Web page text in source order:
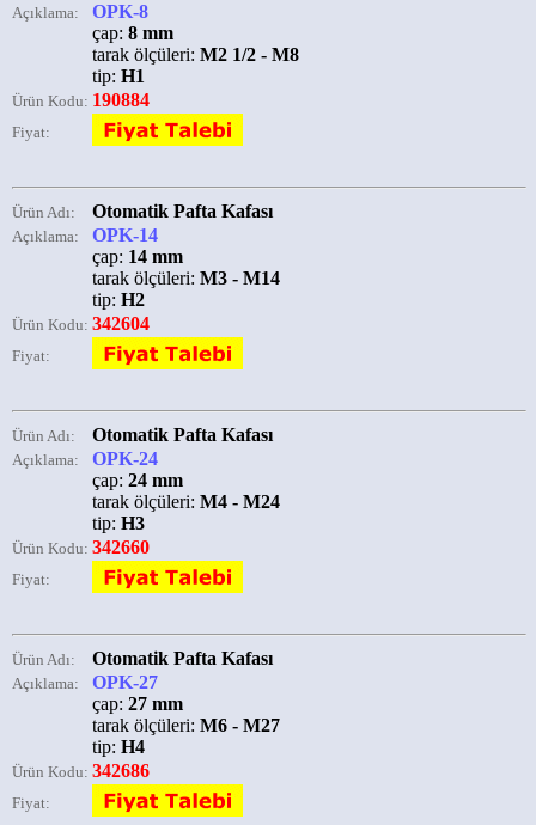
Açıklama:
OPK-8
çap: 8 mm
tarak ölçüleri: M2 1/2 - M8
tip: H1
Ürün Kodu: 190884
Fiyat:
Ürün Adı: Otomatik Pafta Kafası
Açıklama:
OPK-14
çap: 14 mm
tarak ölçüleri: M3 - M14
tip: H2
Ürün Kodu: 342604
Fiyat:
Ürün Adı: Otomatik Pafta Kafası
Açıklama:
OPK-24
çap: 24 mm
tarak ölçüleri: M4 - M24
tip: H3
Ürün Kodu: 342660
Fiyat:
Ürün Adı: Otomatik Pafta Kafası
Açıklama:
OPK-27
çap: 27 mm
tarak ölçüleri: M6 - M27
tip: H4
Ürün Kodu: 342686
Fiyat: